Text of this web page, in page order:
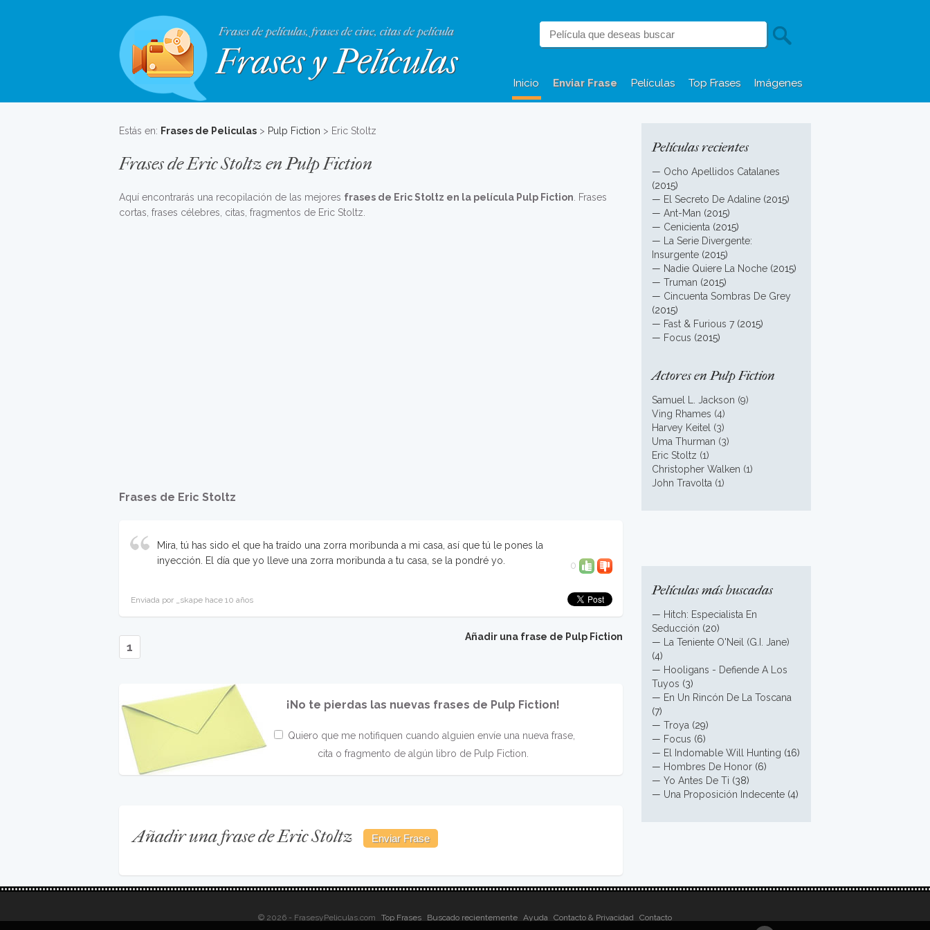
Frases de películas, frases de cine, citas de película
Frases y Películas
Inicio Enviar Frase Películas Top Frases Imágenes
Estás en: Frases de Peliculas > Pulp Fiction > Eric Stoltz
Frases de Eric Stoltz en Pulp Fiction
Aquí encontrarás una recopilación de las mejores frases de Eric Stoltz en la película Pulp Fiction . Frases
cortas, frases célebres, citas, fragmentos de Eric Stoltz.
Frases de Eric Stoltz
Mira, tú has sido el que ha traído una zorra moribunda a mi casa, así que tú le pones la
inyección. El día que yo lleve una zorra moribunda a tu casa, se la pondré yo.
0
Enviada por _skape hace 10 años
Añadir una frase de Pulp Fiction
1
¡No te pierdas las nuevas frases de Pulp Fiction!
Quiero que me notifiquen cuando alguien envíe una nueva frase,
cita o fragmento de algún libro de Pulp Fiction.
Añadir una frase de Eric Stoltz
Películas recientes
— Ocho Apellidos Catalanes
(2015)
— El Secreto De Adaline (2015)
— Ant-Man (2015)
— Cenicienta (2015)
—
La Serie Divergente:
Insurgente (2015)
— Nadie Quiere La Noche (2015)
— Truman (2015)
— Cincuenta Sombras De Grey
(2015)
— Fast & Furious 7 (2015)
— Focus (2015)
Actores en Pulp Fiction
Samuel L. Jackson (9)
Ving Rhames (4)
Harvey Keitel (3)
Uma Thurman (3)
Eric Stoltz (1)
Christopher Walken (1)
John Travolta (1)
Películas más buscadas
— Hitch: Especialista En
Seducción (20)
—
La Teniente O'Neil (G.I. Jane)
(4)
— Hooligans - Defiende A Los
Tuyos (3)
— En Un Rincón De La Toscana
(7)
— Troya (29)
— Focus (6)
— El Indomable Will Hunting (16)
— Hombres De Honor (6)
— Yo Antes De Ti (38)
— Una Proposición Indecente (4)
© 2026 - FrasesyPeliculas.com Top Frases Buscado recientemente Ayuda Contacto & Privacidad Contacto